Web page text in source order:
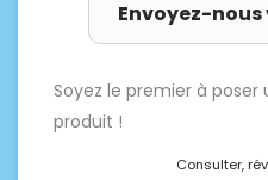
Envoyez-
Soyez le premier à poser
produit !
Consulter,